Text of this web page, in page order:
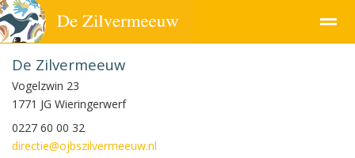
Pagina's
De Zilvermeeuw
Vogelzwin 23
1771 JG Wieringerwerf
0227 60 00 32
directie@ojbszilvermeeuw.nl